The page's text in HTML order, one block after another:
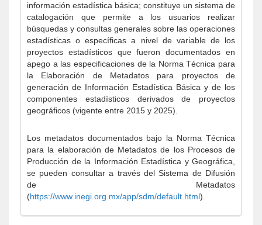
información estadística básica; constituye un sistema de
catalogación que permite a los usuarios realizar
búsquedas y consultas generales sobre las operaciones
estadísticas o específicas a nivel de variable de los
proyectos estadísticos que fueron documentados en
apego a las especificaciones de la Norma Técnica para
la Elaboración de Metadatos para proyectos de
generación de Información Estadística Básica y de los
componentes estadísticos derivados de proyectos
geográficos (vigente entre 2015 y 2025).
Los metadatos documentados bajo la Norma Técnica
para la elaboración de Metadatos de los Procesos de
Producción de la Información Estadística y Geográfica,
se pueden consultar a través del Sistema de Difusión
de Metadatos
(https://www.inegi.org.mx/app/sdm/default.html).